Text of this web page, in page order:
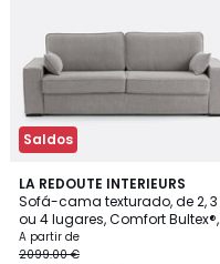
Saldos
LA REDOUTE INTERIEURS
Sofá-cama texturado, de 2, 3
ou 4 lugares, Comfort Bultex®,
Cécilia
A partir de
2099.00 €
5
/
5
2
Cores